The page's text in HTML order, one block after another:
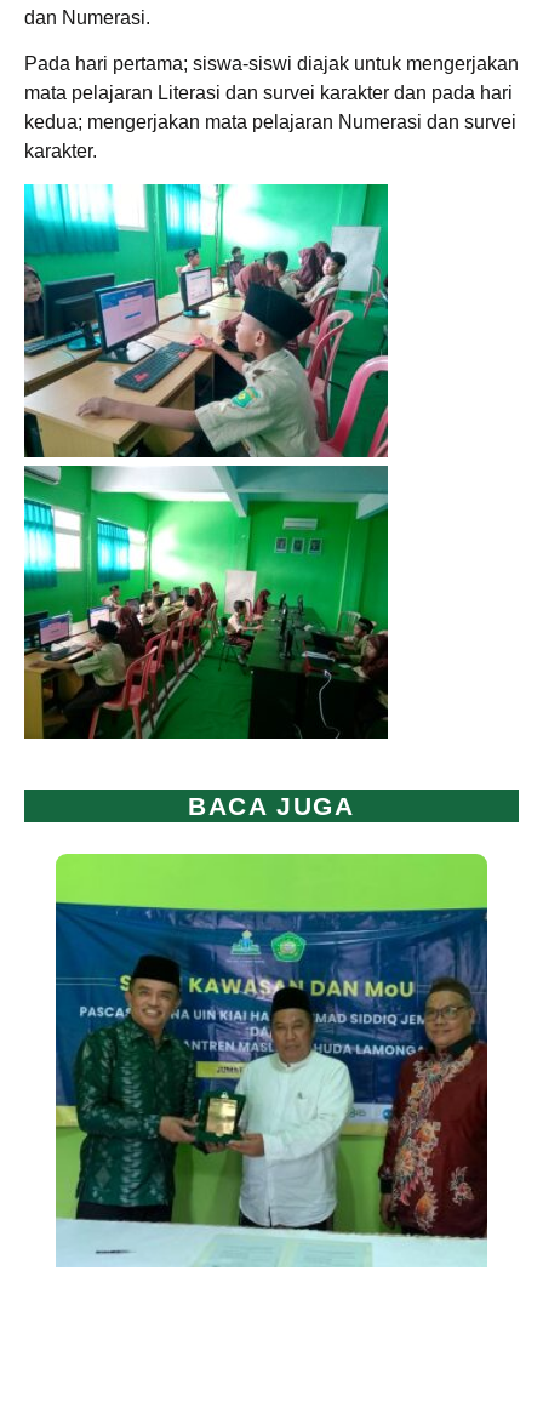
dan Numerasi.
Pada hari pertama; siswa-siswi diajak untuk mengerjakan
mata pelajaran Literasi dan survei karakter dan pada hari
kedua; mengerjakan mata pelajaran Numerasi dan survei
karakter.
BACA JUGA